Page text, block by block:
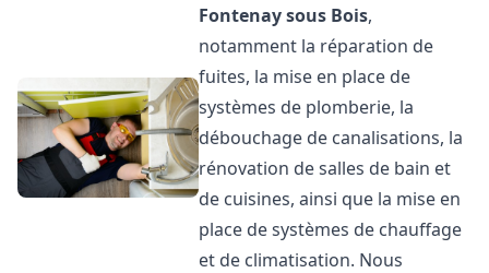
Fontenay sous Bois,
notamment la réparation de
fuites, la mise en place de
systèmes de plomberie, la
débouchage de canalisations, la
rénovation de salles de bain et
de cuisines, ainsi que la mise en
place de systèmes de chauffage
et de climatisation. Nous